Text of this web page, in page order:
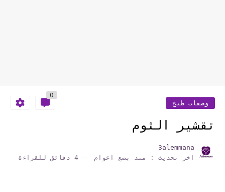
وصفات طبخ
0
تقشير الثوم
3alemmana
اخر تحديث :
منذ بضع اعوام 4 دقائق للقراءة